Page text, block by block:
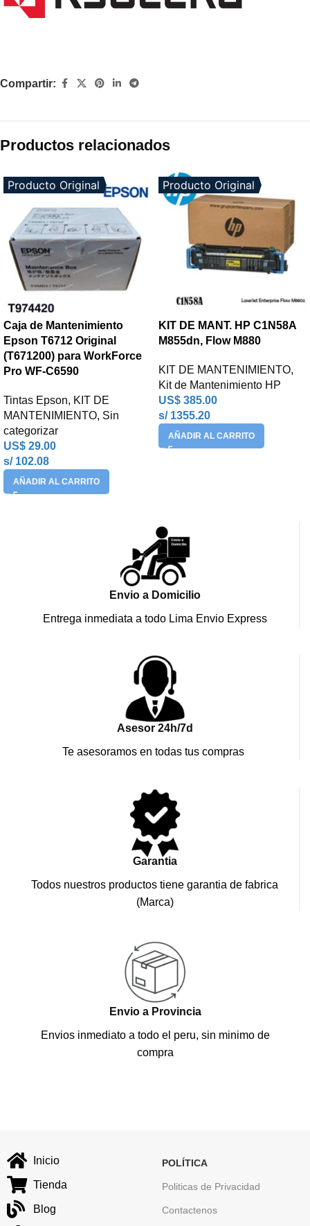
Compartir:
Productos relacionados
Producto Original
Caja de Mantenimiento
Epson T6712 Original
(T671200) para WorkForce
Pro WF-C6590
Tintas Epson, KIT DE
MANTENIMIENTO, Sin
categorizar
US$ 29.00
s/ 102.08
AÑADIR AL CARRITO
Producto Original
KIT DE MANT. HP C1N58A
M855dn, Flow M880
KIT DE MANTENIMIENTO,
Kit de Mantenimiento HP
US$ 385.00
s/ 1355.20
AÑADIR AL CARRITO
Envio a Domicilio
Entrega inmediata a todo Lima Envio Express
Asesor 24h/7d
Te asesoramos en todas tus compras
Garantia
Todos nuestros productos tiene garantia de fabrica
(Marca)
Envio a Provincia
Envios inmediato a todo el peru, sin minimo de
compra
Inicio
Tienda
Blog
POLÍTICA
Politicas de Privacidad
Contactenos